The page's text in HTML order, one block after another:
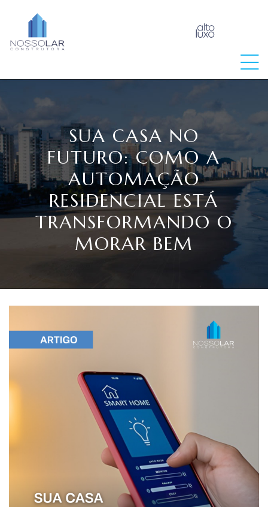
SUA CASA NO
FUTURO: COMO A
AUTOMAÇÃO
RESIDENCIAL ESTÁ
TRANSFORMANDO O
MORAR BEM